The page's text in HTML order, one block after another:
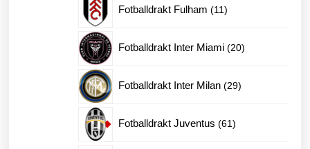
Fotballdrakt Fulham 1111
Fotballdrakt Inter Miami 2020
Fotballdrakt Inter Milan 2929
Fotballdrakt Juventus 6161